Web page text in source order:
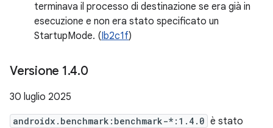
terminava il processo di destinazione se era già in
esecuzione e non era stato specificato un
StartupMode. (Ib2c1f)
Versione 1.4.0
30 luglio 2025
androidx.benchmark:benchmark-*:1.4.0 è stato